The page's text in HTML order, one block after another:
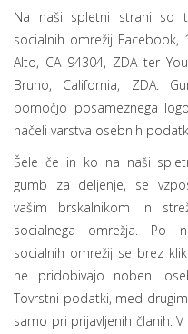
Na naši spletni strani so
socialnih omrežij Facebook,
Alto, CA 94304, ZDA ter
Bruno, California, ZDA.
pomočjo posameznega
načeli varstva osebnih
Šele če in ko na naši
gumb za deljenje, se
vašim brskalnikom in
socialnega omrežja. Po
socialnih omrežij se brez
ne pridobivajo nobeni
Tovrstni podatki, med
samo pri prijavljenih članih.